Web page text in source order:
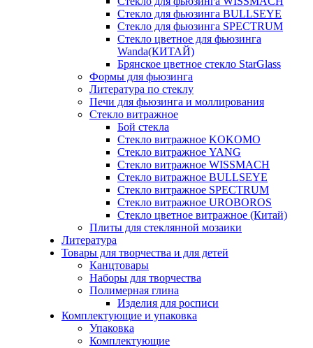
Стекло для фьюзинга BULLSEYE
Стекло для фьюзинга SPECTRUM
Стекло цветное для фьюзинга
Wanda(КИТАЙ)
Брянское цветное стекло StarGlass
Формы для фьюзинга
Литература по стеклу
Печи для фьюзинга и моллирования
Стекло витражное
Бой стекла
Стекло витражное KOKOMO
Стекло витражное YANG
Стекло витражное WISSMACH
Стекло витражное BULLSEYE
Стекло витражное SPECTRUM
Стекло витражное UROBOROS
Стекло цветное витражное (Китай)
Плиты для стеклянной мозаики
Литература
Товары для творчества и для детей
Канцтовары
Наборы для творчества
Полимерная глина
Изделия для росписи
Комплектующие и упаковка
Упаковка
Комплектующие